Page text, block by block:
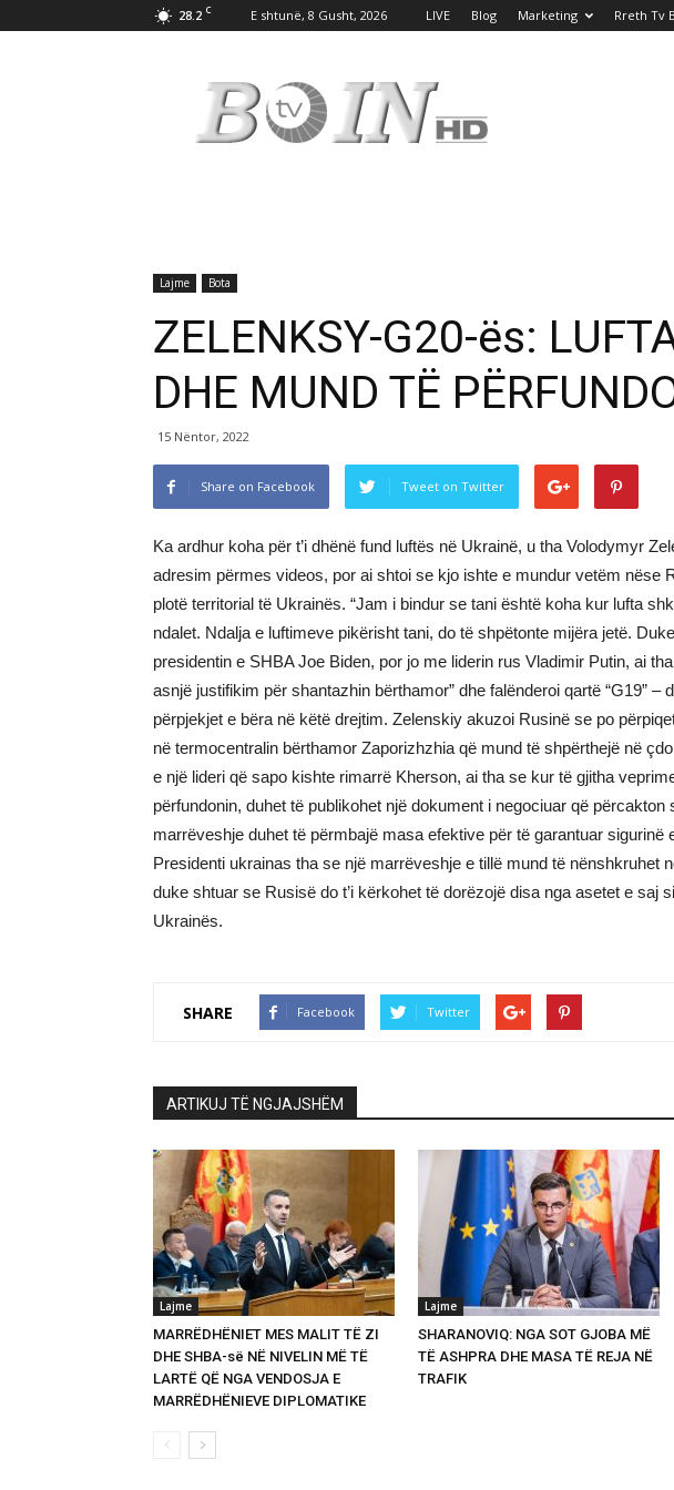
28.2 C E shtunë, 8 Gusht, 2026 LIVE Blog Marketing Rreth Tv
Boin
Lajme Bota
ZELENKSY-G20-ës:
DHE MUND TË
15 Nëntor, 2022
Share on Facebook Tweet on Twitter
Ka ardhur koha për t’i dhënë fund luftës në Ukrainë, u tha Volodymyr
adresim përmes videos, por ai shtoi se kjo ishte e mundur vetëm nëse
plotë territorial të Ukrainës. “Jam i bindur se tani është koha kur lufta
ndalet. Ndalja e luftimeve pikërisht tani, do të shpëtonte mijëra jetë.
presidentin e SHBA Joe Biden, por jo me liderin rus Vladimir Putin, ai
asnjë justifikim për shantazhin bërthamor” dhe falënderoi qartë “G19” –
përpjekjet e bëra në këtë drejtim. Zelenskiy akuzoi Rusinë se po
në termocentralin bërthamor Zaporizhzhia që mund të shpërthejë në
e një lideri që sapo kishte rimarrë Kherson, ai tha se kur të gjitha
përfundonin, duhet të publikohet një dokument i negociuar që përcakton
marrëveshje duhet të përmbajë masa efektive për të garantuar sigurinë
Presidenti ukrainas tha se një marrëveshje e tillë mund të nënshkruhet
duke shtuar se Rusisë do t’i kërkohet të dorëzojë disa nga asetet e saj
Ukrainës.
SHARE Facebook Twitter
ARTIKUJ TË NGJAJSHËM
Lajme
MARRËDHËNIET MES MALIT TË ZI
DHE SHBA-së NË NIVELIN MË TË
LARTË QË NGA VENDOSJA E
MARRËDHËNIEVE DIPLOMATIKE
Lajme
SHARANOVIQ: NGA SOT GJOBA MË
TË ASHPRA DHE MASA TË REJA NË
TRAFIK